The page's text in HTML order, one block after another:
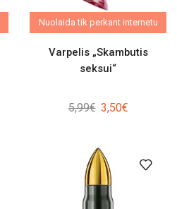
Nuolaida tik perkant internetu
Varpelis „Skambutis
seksui“
5,99€ Original
5,99€.
3,50€Current
3,50€.